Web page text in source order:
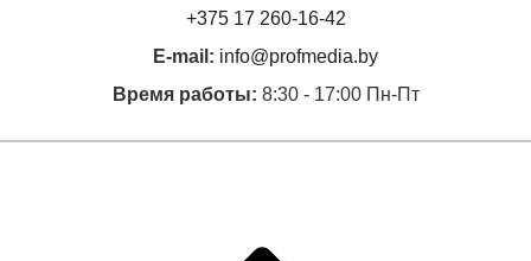
+375 17 260-16-42
E-mail: info@profmedia.by
Время работы: 8:30 - 17:00 Пн-Пт